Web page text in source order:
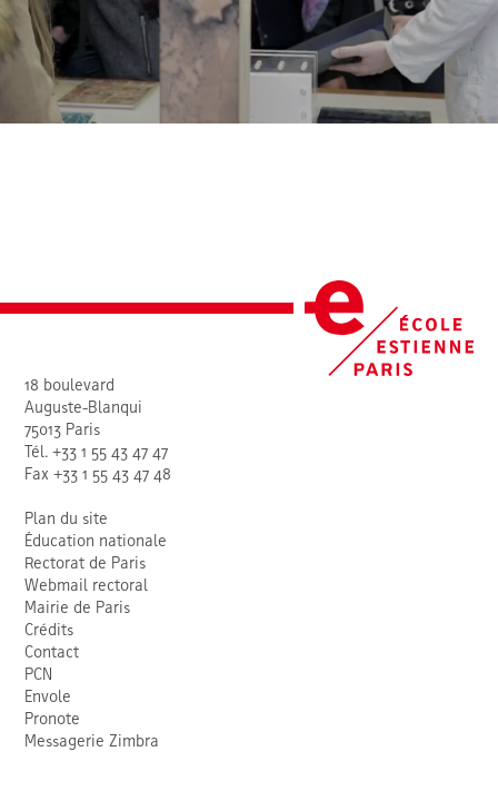
18 boulevard
Auguste-Blanqui
75013 Paris
Tél. +33 1 55 43 47 47
Fax +33 1 55 43 47 48
Plan du site
Éducation nationale
Rectorat de Paris
Webmail rectoral
Mairie de Paris
Crédits
Contact
PCN
Envole
Pronote
Messagerie Zimbra